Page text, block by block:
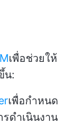
เพื่อช่วยให้
น:
เพื่อกำหนด
ดำเนินงาน